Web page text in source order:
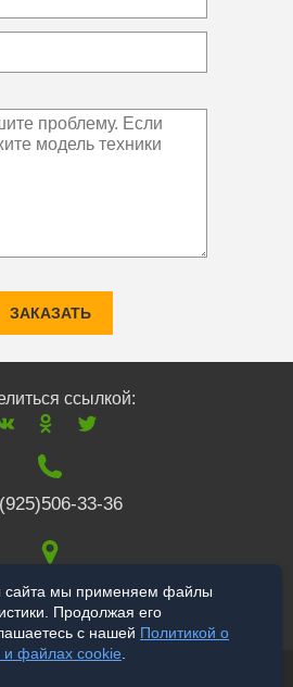
ЗАКАЗАТЬ
ссылкой:
33-36
,г. Москва,
ш., 132
сайта мы применяем файлы
Продолжая его
с нашей Политикой о
и файлах cookie